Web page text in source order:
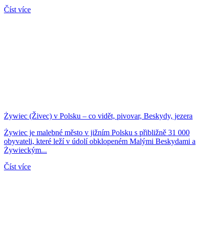
Číst více
Żywiec (Živec) v Polsku – co vidět, pivovar, Beskydy, jezera
Żywiec je malebné město v jižním Polsku s přibližně 31 000
obyvateli, které leží v údolí obklopeném Malými Beskydami a
Żywieckým...
Číst více